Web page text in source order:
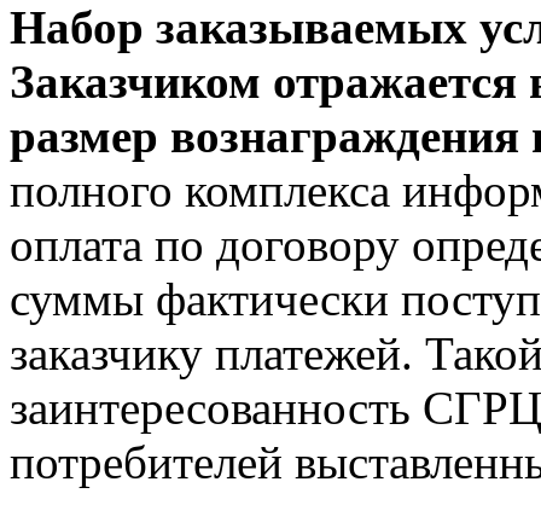
Набор заказываемых
Заказчиком отражается
размер вознаграждения
полного комплекса
оплата по договору
суммы фактически
заказчику платежей.
заинтересованность
потребителей